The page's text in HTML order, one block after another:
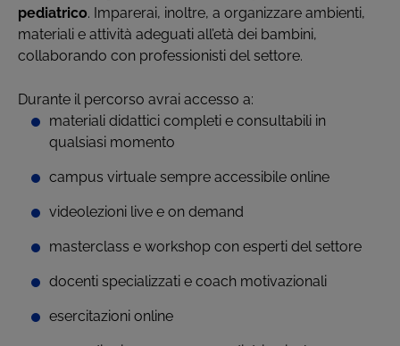
pediatrico. Imparerai, inoltre, a organizzare ambienti,
materiali e attività adeguati all’età dei bambini,
collaborando con professionisti del settore.
Durante il percorso avrai accesso a:
materiali didattici completi e consultabili in
qualsiasi momento
campus virtuale sempre accessibile online
videolezioni live e on demand
masterclass e workshop con esperti del settore
docenti specializzati e coach motivazionali
esercitazioni online